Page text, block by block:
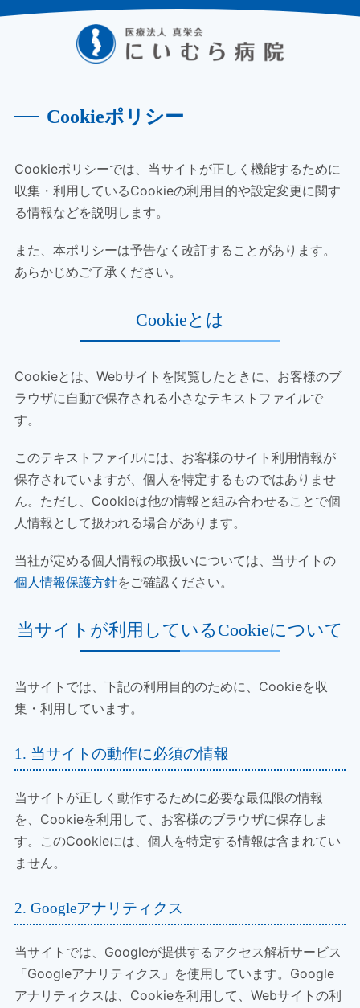
Cookieポリシー
Cookieポリシーでは、当サイトが正しく機能するために
収集・利用しているCookieの利用目的や設定変更に関す
る情報などを説明します。
また、本ポリシーは予告なく改訂することがあります。
あらかじめご了承ください。
Cookieとは
Cookieとは、Webサイトを閲覧したときに、お客様のブ
ラウザに自動で保存される小さなテキストファイルで
す。
このテキストファイルには、お客様のサイト利用情報が
保存されていますが、個人を特定するものではありませ
ん。ただし、Cookieは他の情報と組み合わせることで個
人情報として扱われる場合があります。
当社が定める個人情報の取扱いについては、当サイトの
個人情報保護方針をご確認ください。
当サイトが利用しているCookieについて
当サイトでは、下記の利用目的のために、Cookieを収
集・利用しています。
1. 当サイトの動作に必須の情報
当サイトが正しく動作するために必要な最低限の情報
を、Cookieを利用して、お客様のブラウザに保存しま
す。このCookieには、個人を特定する情報は含まれてい
ません。
2. Googleアナリティクス
当サイトでは、Googleが提供するアクセス解析サービス
「Googleアナリティクス」を使用しています。Google
アナリティクスは、Cookieを利用して、Webサイトの利